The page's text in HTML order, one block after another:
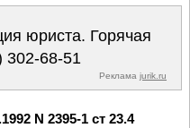
юриста. Горячая
302-68-51
Реклама jurik.ru
N 2395-1 ст 23.4